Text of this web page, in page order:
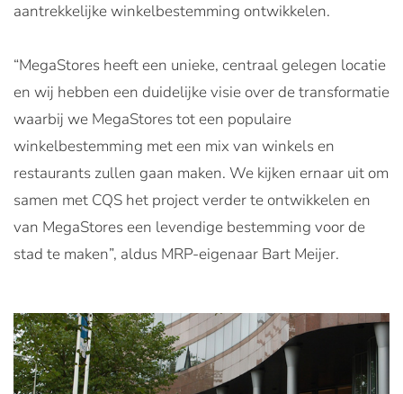
aantrekkelijke winkelbestemming ontwikkelen.
“MegaStores heeft een unieke, centraal gelegen locatie
en wij hebben een duidelijke visie over de transformatie
waarbij we MegaStores tot een populaire
winkelbestemming met een mix van winkels en
restaurants zullen gaan maken. We kijken ernaar uit om
samen met CQS het project verder te ontwikkelen en
van MegaStores een levendige bestemming voor de
stad te maken”, aldus MRP-eigenaar Bart Meijer.